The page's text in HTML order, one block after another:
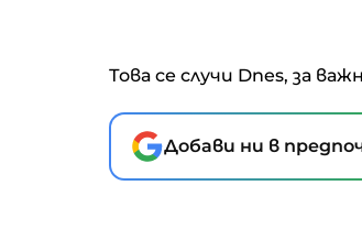
Това се случи Dnes, за
Добави ни в